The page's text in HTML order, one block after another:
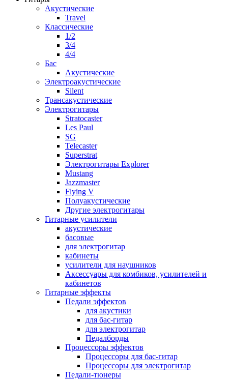
Акустические
Travel
Классические
1/2
3/4
4/4
Бас
Акустические
Электроакустические
Silent
Трансакустические
Электрогитары
Stratocaster
Les Paul
SG
Telecaster
Superstrat
Электрогитары Explorer
Mustang
Jazzmaster
Flying V
Полуакустические
Другие электрогитары
Гитарные усилители
акустические
басовые
для электрогитар
кабинеты
усилители для наушников
Аксессуары для комбиков, усилителей и
кабинетов
Гитарные эффекты
Педали эффектов
для акустики
для бас-гитар
для электрогитар
Педалборды
Процессоры эффектов
Процессоры для бас-гитар
Процессоры для электрогитар
Педали-тюнеры